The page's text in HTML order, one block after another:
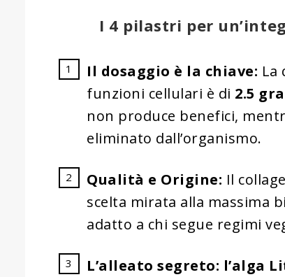
I 4 pilastri per
Il dosaggio è la chiave: La
funzioni cellulari è di 2.5
non produce benefici,
eliminato dall’organismo.
Qualità e Origine: Il
scelta mirata alla massima
adatto a chi segue regimi
L’alleato segreto: l’alga